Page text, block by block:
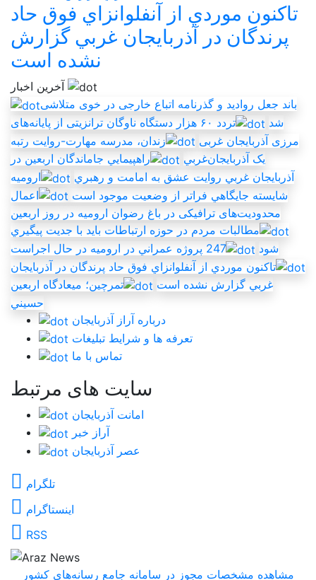
تاکنون موردي از آنفلوانزاي فوق حاد
پرندگان در آذربايجان غربي گزارش
نشده است
باند جعل روادید و گذرنامه اتباع خارجی در خوی متلاشی
شد
تردد ۶۰ هزار دستگاه ناوگان ترانزیتی از پایانه‌های
مرزی آذربایجان ‌غربی
زندان، مدرسه مهارت-روايت رتبه
يک آذربايجان‌غربي
راهپيمايي جاماندگان اربعين در
آذربايجان غربي روايت عشق به امامت و رهبري
اروميه
شايسته جايگاهي فراتر از وضعيت موجود است
اعمال
محدودیت‌های ترافیکی در باغ رضوان ارومیه در روز اربعین
مطالبات مردم در حوزه ارتباطات بايد با جديت پيگيري
شود
247 پروژه عمراني در اروميه در حال اجراست
تاکنون موردي از آنفلوانزاي فوق حاد پرندگان در آذربايجان
غربي گزارش نشده است
تمرچين؛ ميعادگاه اربعين
حسيني
درباره آراز آذربایجان
تعرفه ها و شرایط تبلیغات
تماس با ما
سایت های مرتبط
امانت آذربایجان
آراز خبر
عصر آذربایجان
تلگرام
اینستاگرام
RSS
مشاهده مشخصات مجوز در سامانه جامع رسانه‌های کشور